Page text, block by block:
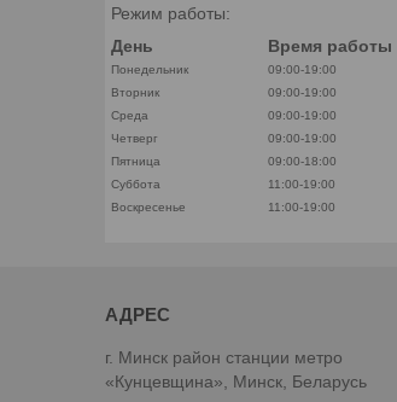
Режим работы:
День
Время работы
Понедельник
09:00-19:00
Вторник
09:00-19:00
Среда
09:00-19:00
Четверг
09:00-19:00
Пятница
09:00-18:00
Суббота
11:00-19:00
Воскресенье
11:00-19:00
г. Минск район станции метро
«Кунцевщина», Минск, Беларусь